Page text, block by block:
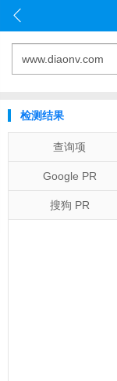
检测结果
查询项
Google PR
搜狗 PR